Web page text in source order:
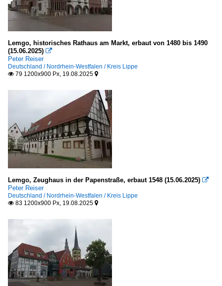
Lemgo, historisches Rathaus am Markt, erbaut von 1480 bis 1490
(15.06.2025) 
Peter Reiser
Deutschland / Nordrhein-Westfalen / Kreis Lippe
 79 1200x900 Px, 19.08.2025 
Lemgo, Zeughaus in der Papenstraße, erbaut 1548 (15.06.2025) 
Peter Reiser
Deutschland / Nordrhein-Westfalen / Kreis Lippe
 83 1200x900 Px, 19.08.2025 